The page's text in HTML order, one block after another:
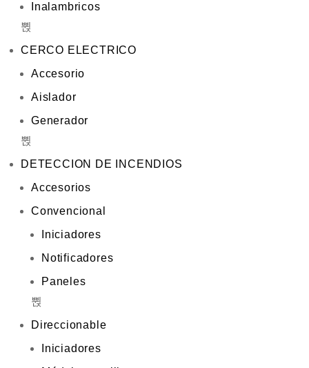
Inalambricos
CERCO ELECTRICO
Accesorio
Aislador
Generador
DETECCION DE INCENDIOS
Accesorios
Convencional
Iniciadores
Notificadores
Paneles
Direccionable
Iniciadores